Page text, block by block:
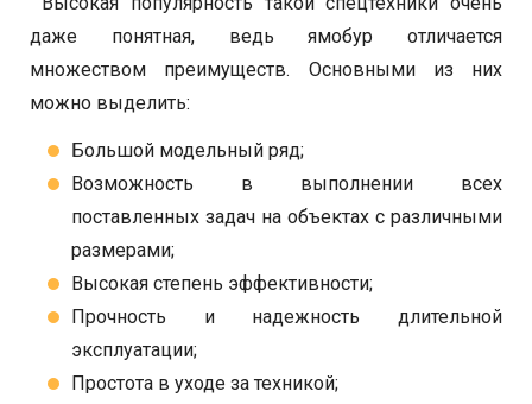
даже понятная, ведь ямобур отличается
множеством преимуществ. Основными из них
можно выделить:
Большой модельный ряд;
Возможность в выполнении всех
поставленных задач на объектах с различными
размерами;
Высокая степень эффективности;
Прочность и надежность длительной
эксплуатации;
Простота в уходе за техникой;